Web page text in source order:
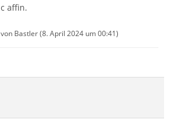
affin.
Bastler (8. April 2024 um 00:41)